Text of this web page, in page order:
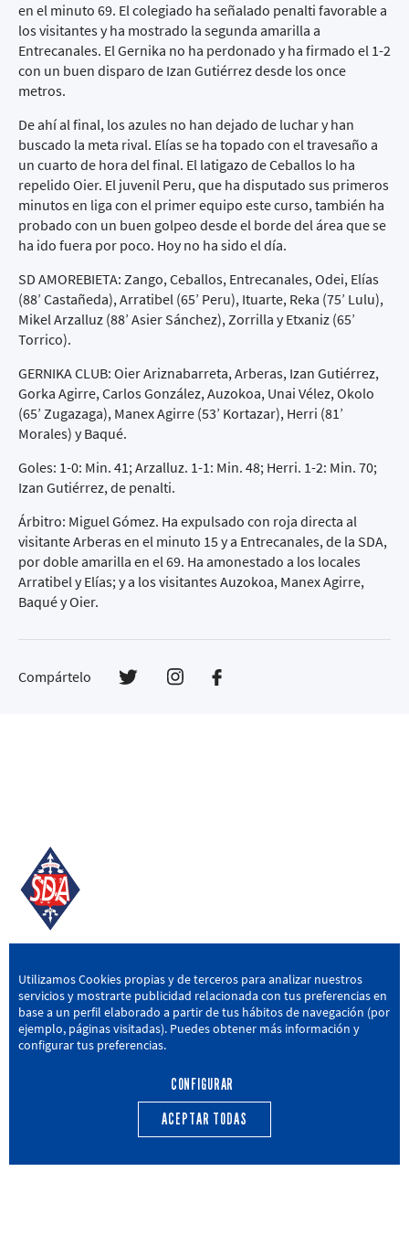
en el minuto 69. El colegiado ha señalado penalti favorable a
los visitantes y ha mostrado la segunda amarilla a
Entrecanales. El Gernika no ha perdonado y ha firmado el 1-2
con un buen disparo de Izan Gutiérrez desde los once
metros.
De ahí al final, los azules no han dejado de luchar y han
buscado la meta rival. Elías se ha topado con el travesaño a
un cuarto de hora del final. El latigazo de Ceballos lo ha
repelido Oier. El juvenil Peru, que ha disputado sus primeros
minutos en liga con el primer equipo este curso, también ha
probado con un buen golpeo desde el borde del área que se
ha ido fuera por poco. Hoy no ha sido el día.
SD AMOREBIETA: Zango, Ceballos, Entrecanales, Odei, Elías
(88’ Castañeda), Arratibel (65’ Peru), Ituarte, Reka (75’ Lulu),
Mikel Arzalluz (88’ Asier Sánchez), Zorrilla y Etxaniz (65’
Torrico).
GERNIKA CLUB: Oier Ariznabarreta, Arberas, Izan Gutiérrez,
Gorka Agirre, Carlos González, Auzokoa, Unai Vélez, Okolo
(65’ Zugazaga), Manex Agirre (53’ Kortazar), Herri (81’
Morales) y Baqué.
Goles: 1-0: Min. 41; Arzalluz. 1-1: Min. 48; Herri. 1-2: Min. 70;
Izan Gutiérrez, de penalti.
Árbitro: Miguel Gómez. Ha expulsado con roja directa al
visitante Arberas en el minuto 15 y a Entrecanales, de la SDA,
por doble amarilla en el 69. Ha amonestado a los locales
Arratibel y Elías; y a los visitantes Auzokoa, Manex Agirre,
Baqué y Oier.
Compártelo
SD AMOREBIETA
San Miguel Kalea, 16, 48340 Amorebieta, Bizkaia
946 604 751 | sda@sdamorebieta.eus
CANTERA ACTUALIDAD
Utilizamos Cookies propias y de terceros para analizar nuestros
servicios y mostrarte publicidad relacionada con tus preferencias en
base a un perfil elaborado a partir de tus hábitos de navegación (por
ejemplo, páginas visitadas). Puedes obtener más información y
configurar tus preferencias.
CONFIGURAR
ACEPTAR TODAS